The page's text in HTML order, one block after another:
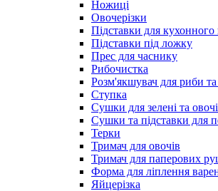
Ножиці
Овочерізки
Підставки для кухонного
Підставки під ложку
Прес для часнику
Рибочистка
Розм'якшувач для риби та
Ступка
Сушки для зелені та
Сушки та підставки для
Терки
Тримач для овочів
Тримач для паперових
Форма для ліплення
Яйцерізка